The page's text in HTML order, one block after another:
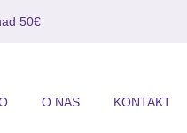
50€
O NAS KONTAKT